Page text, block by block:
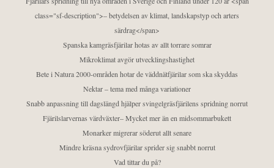
class="sf-description">– betydelsen av klimat, landskapstyp och arters
särdrag</span>
Spanska kamgräsfjärilar hotas av allt torrare somrar
Mikroklimat avgör utvecklingshastighet
Bete i Natura 2000-områden hotar de väddnätfjärilar som ska skyddas
Nektar – tema med många variationer
Snabb anpassning till dagslängd hjälper svingelgräsfjärilens spridning norrut
Fjärilslarvernas värdväxter– Mycket mer än en midsommarbukett
Monarker migrerar söderut allt senare
Mindre kräsna sydrovfjärilar sprider sig snabbt norrut
Vad tittar du på?